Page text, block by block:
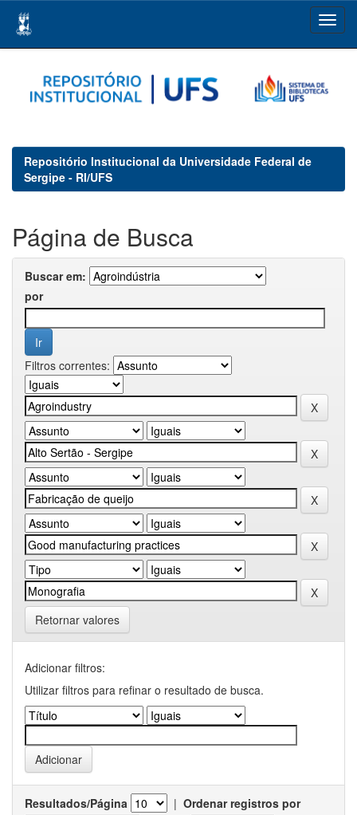
navigation
Repositório Institucional da Universidade Federal de
Sergipe - RI/UFS
Página de Busca
Buscar em:
por
Filtros correntes:
Retornar valores
Adicionar filtros:
Utilizar filtros para refinar o resultado de busca.
Resultados/Página | Ordenar registros por